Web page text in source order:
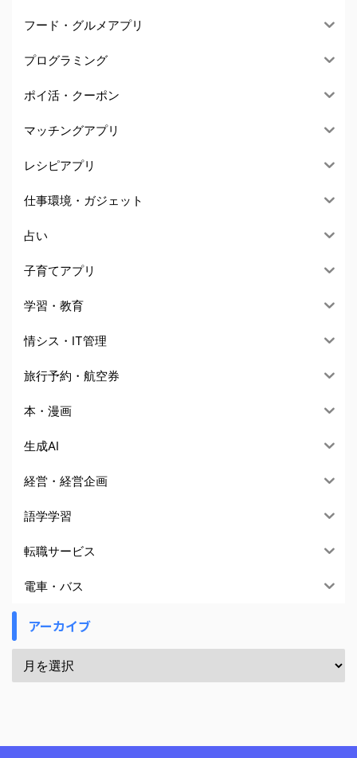
フード・グルメアプリ
プログラミング
ポイ活・クーポン
マッチングアプリ
レシピアプリ
仕事環境・ガジェット
占い
子育てアプリ
学習・教育
情シス・IT管理
旅行予約・航空券
本・漫画
生成AI
経営・経営企画
語学学習
転職サービス
電車・バス
アーカイブ